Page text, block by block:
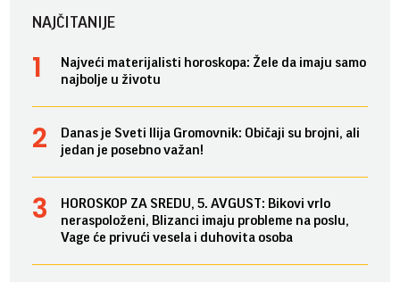
NAJČITANIJE
Najveći materijalisti horoskopa: Žele da imaju samo
najbolje u životu
Danas je Sveti Ilija Gromovnik: Običaji su brojni, ali
jedan je posebno važan!
HOROSKOP ZA SREDU, 5. AVGUST: Bikovi vrlo
neraspoloženi, Blizanci imaju probleme na poslu,
Vage će privući vesela i duhovita osoba